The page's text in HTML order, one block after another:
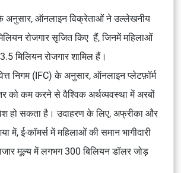
के अनुसार, ऑनलाइन विक्रेताओं ने उल्लेखनीय
रोजगार सृजित किए हैं, जिनमें महिलाओं
मिलियन रोजगार शामिल हैं।
निगम (IFC) के अनुसार, ऑनलाइन प्लेटफ़ॉर्म
को कम करने से वैश्विक अर्थव्यवस्था में अरबों
हो सकता है। उदाहरण के लिए, अफ्रीका और
में, ई-कॉमर्स में महिलाओं की समान भागीदारी
मूल्य में लगभग 300 बिलियन डॉलर जोड़